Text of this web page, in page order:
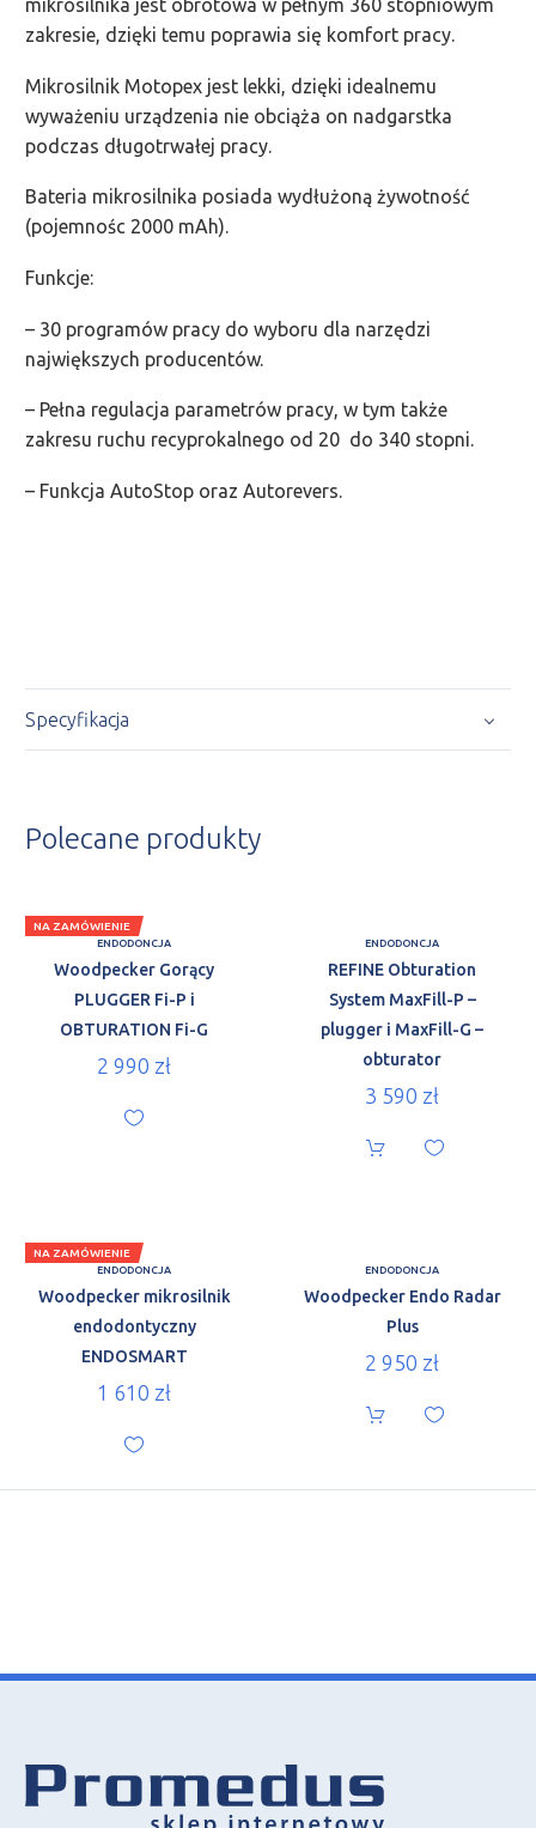
mikrosilnika jest obrotowa w pełnym 360 stopniowym
zakresie, dzięki temu poprawia się komfort pracy.
Mikrosilnik Motopex jest lekki, dzięki idealnemu
wyważeniu urządzenia nie obciąża on nadgarstka
podczas długotrwałej pracy.
Bateria mikrosilnika posiada wydłużoną żywotność
(pojemnośc 2000 mAh).
Funkcje:
– 30 programów pracy do wyboru dla narzędzi
największych producentów.
– Pełna regulacja parametrów pracy, w tym także
zakresu ruchu recyprokalnego od 20 do 340 stopni.
– Funkcja AutoStop oraz Autorevers.
Specyfikacja
Polecane produkty
NA ZAMÓWIENIE
ENDODONCJA
Woodpecker Gorący
PLUGGER Fi-P i
OBTURATION Fi-G
2 990 zł
ENDODONCJA
REFINE Obturation
System MaxFill-P –
plugger i MaxFill-G –
obturator
3 590 zł
NA ZAMÓWIENIE
ENDODONCJA
Woodpecker mikrosilnik
endodontyczny
ENDOSMART
1 610 zł
ENDODONCJA
Woodpecker Endo Radar
Plus
2 950 zł